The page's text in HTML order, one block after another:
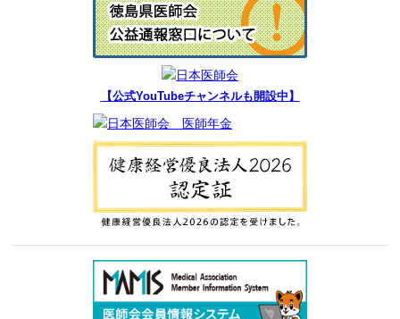
【公式YouTubeチャンネルも開設中】